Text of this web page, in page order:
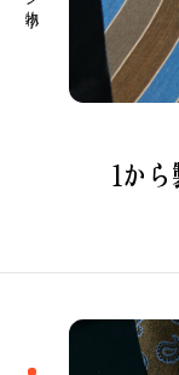
1か